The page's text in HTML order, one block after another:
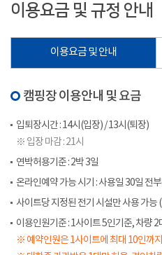
이용요금 및 규정 안내
이용요금 및 안내
캠핑장 이용안내 및 요금
입퇴장시간 : 14시(입장) / 13시(퇴장)
※ 입장 마감 : 21시
연박허용기준 : 2박 3일
온라인예약 가능 시기 : 사용일 30일 전
사이트당 지정된 전기 시설만 사용 가능
이용인원기준 : 1사이트 5인기준, 차량
※ 예약인원은 1사이트에 최대 10인까